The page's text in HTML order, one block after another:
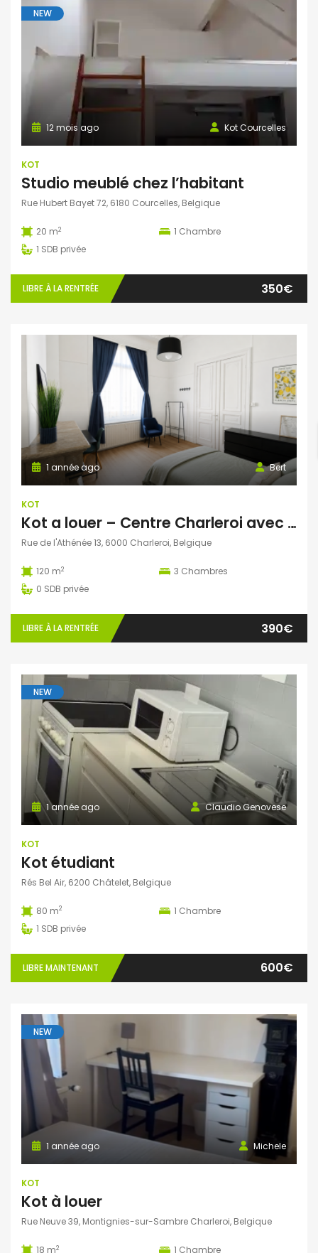
NEW
Kot Courcelles
12 mois ago
KOT
Studio meublé chez l’habitant
Rue Hubert Bayet 72, 6180 Courcelles, Belgique
20 m2 1 Chambre
1 SDB privée
LIBRE À LA RENTRÉE 350€
Bert
1 année ago
KOT
Kot a louer – Centre Charleroi avec Jardin + terasse
Rue de l'Athénée 13, 6000 Charleroi, Belgique
120 m2 3 Chambres
0 SDB privée
LIBRE À LA RENTRÉE 390€
NEW
Claudio Genovese
1 année ago
KOT
Kot étudiant
Rés Bel Air, 6200 Châtelet, Belgique
80 m2 1 Chambre
1 SDB privée
LIBRE MAINTENANT 600€
NEW
Michele
1 année ago
KOT
Kot à louer
Rue Neuve 39, Montignies-sur-Sambre Charleroi, Belgique
18 m2 1 Chambre